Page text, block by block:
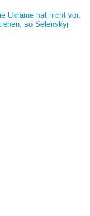
Ukraine hat nicht vor,
so Selenskyj